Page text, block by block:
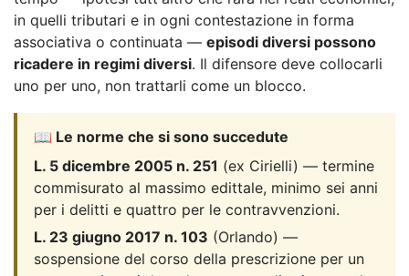
in quelli tributari e in ogni contestazione in forma
associativa o continuata — episodi diversi possono
ricadere in regimi diversi. Il difensore deve collocarli
uno per uno, non trattarli come un blocco.
📖 Le norme che si sono succedute
L. 5 dicembre 2005 n. 251 (ex Cirielli) — termine
commisurato al massimo edittale, minimo sei anni
per i delitti e quattro per le contravvenzioni.
L. 23 giugno 2017 n. 103 (Orlando) —
sospensione del corso della prescrizione per un